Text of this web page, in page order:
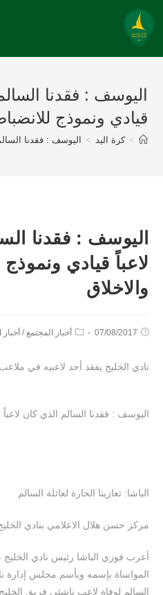
اليوسف : فقدنا
قيادي ونموذج
> كرة اليد > اليوسف : فقدنا
اليوسف : فقدنا
لاعباً قيادي
والاخلاق
07/08/2017 أخبار المجتمع / أخبار
نادي الخليج يفقد أحد لاعبيه في
اليوسف : فقدنا السالم الذي كان
الباشا: تعازينا الحارة لعائلة السالم
مركز حسن هلال الاعلامي بنادي
أعرب فوزي الباشا رئيس نادي الخليج
المواساة بإسمه وبأسم مجلس إدارة
السالم لوفاة لاعب ناشئي فريق